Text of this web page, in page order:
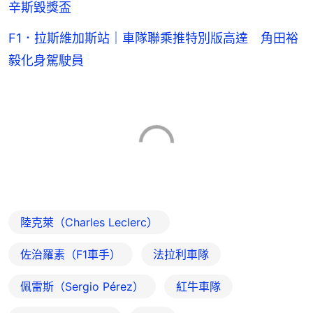
辛斯毀獎盃
F1．拉斯維加斯站｜車隊聯乘推特別版高達 角田裕
毅化身駕駛員
陸克萊（Charles Leclerc）
佐治羅素（F1車手） 法拉利車隊
佩雷斯（Sergio Pérez） 紅牛車隊